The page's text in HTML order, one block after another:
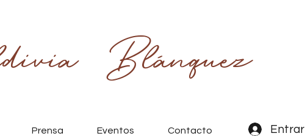
Blánquez
Prensa Eventos Contacto Entrar